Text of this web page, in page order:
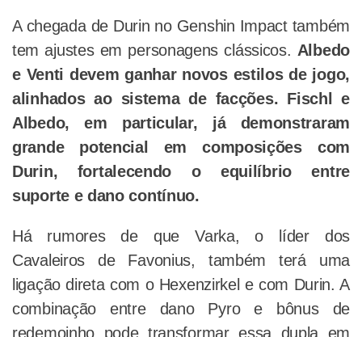
A chegada de Durin no Genshin Impact também
tem ajustes em personagens clássicos. Albedo
e Venti devem ganhar novos estilos de jogo,
alinhados ao sistema de facções. Fischl e
Albedo, em particular, já demonstraram
grande potencial em composições com
Durin, fortalecendo o equilíbrio entre
suporte e dano contínuo.
Há rumores de que Varka, o líder dos
Cavaleiros de Favonius, também terá uma
ligação direta com o Hexenzirkel e com Durin. A
combinação entre dano Pyro e bônus de
redemoinho pode transformar essa dupla em